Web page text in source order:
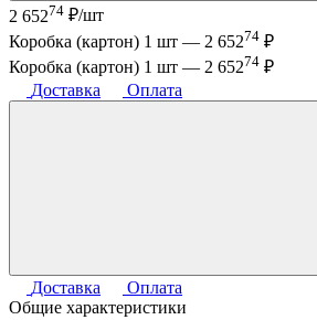
2 65274 ₽/шт
Коробка (картон) 1 шт — 2 65274 ₽
Коробка (картон) 1 шт — 2 65274 ₽
Доставка
Оплата
Доставка
Оплата
Общие характеристики